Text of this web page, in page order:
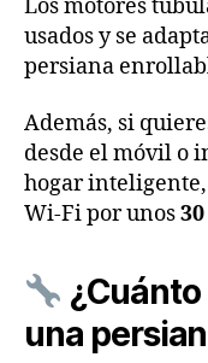
Los motores
usados y se
persiana
Además, si
desde el móvil o
hogar
Wi-Fi por unos
una